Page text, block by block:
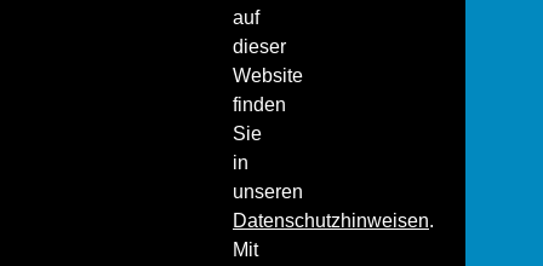
auf
dieser
Website
finden
Sie
in
unseren
Datenschutzhinweisen.
Mit